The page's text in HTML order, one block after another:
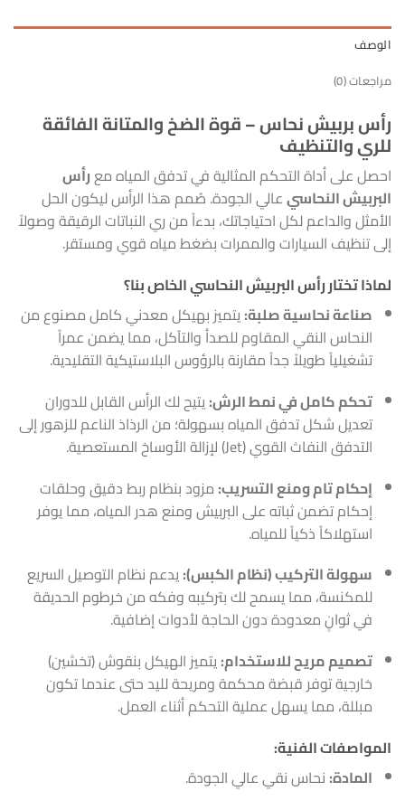
الوصف
مراجعات (0)
رأس بربيش نحاس – قوة الضخ والمتانة الفائقة
للري والتنظيف
احصل على أداة التحكم المثالية في تدفق المياه معرأس
البربيش النحاسيعالي الجودة. صُمم هذا الرأس ليكون الحل
الأمثل والداعم لكل احتياجاتك، بدءاً من ري النباتات الرقيقة وصولاً
إلى تنظيف السيارات والممرات بضغط مياه قوي ومستقر.
لماذا تختار رأس البربيش النحاسي الخاص بنا؟
صناعة نحاسية صلبة:يتميز بهيكل معدني كامل مصنوع من
النحاس النقي المقاوم للصدأ والتآكل، مما يضمن عمراً
تشغيلياً طويلاً جداً مقارنة بالرؤوس البلاستيكية التقليدية.
تحكم كامل في نمط الرش:يتيح لك الرأس القابل للدوران
تعديل شكل تدفق المياه بسهولة؛ من الرذاذ الناعم للزهور إلى
التدفق النفاث القوي (Jet) لإزالة الأوساخ المستعصية.
إحكام تام ومنع التسريب: مزود بنظام ربط دقيق وحلقات
إحكام تضمن ثباته على البربيش ومنع هدر المياه، مما يوفر
استهلاكاً ذكياً للمياه.
سهولة التركيب (نظام الكبس):يدعم نظام التوصيل السريع
للمكنسة، مما يسمح لك بتركيبه وفكه من خرطوم الحديقة
في ثوانٍ معدودة دون الحاجة لأدوات إضافية.
تصميم مريح للاستخدام:يتميز الهيكل بنقوش (تخشين)
خارجية توفر قبضة محكمة ومريحة لليد حتى عندما تكون
مبللة، مما يسهل عملية التحكم أثناء العمل.
المواصفات الفنية:
المادة: نحاس نقي عالي الجودة.